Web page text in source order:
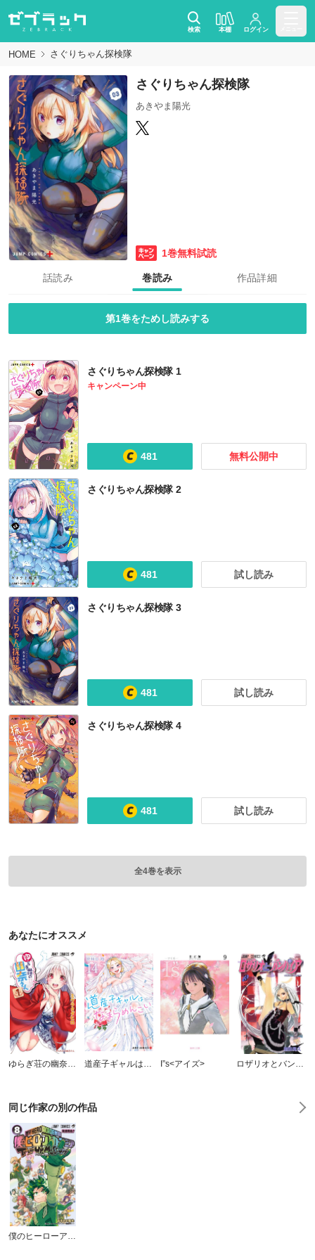
検索 本棚 ログイン
HOME さぐりちゃん探検隊
さぐりちゃん探検隊
あきやま陽光
1巻無料試読
話読み 巻読み 作品詳細
ロマンティック・キラー 鏡の国の針栖川
第1巻をためし読みする
さぐりちゃん探検隊 1
キャンペーン中
481 無料公開中
さぐりちゃん探検隊 2
481 試し読み
さぐりちゃん探検隊 3
481 試し読み
さぐりちゃん探検隊 4
481 試し読み
全4巻を表示
あなたにオススメ
ゆらぎ荘の幽奈さん 道産子ギャルはなまらめんこい I”s<アイズ> ロザリオとバンパイア
同じ作家の別の作品
僕のヒーローアカデミア チームアップミッション